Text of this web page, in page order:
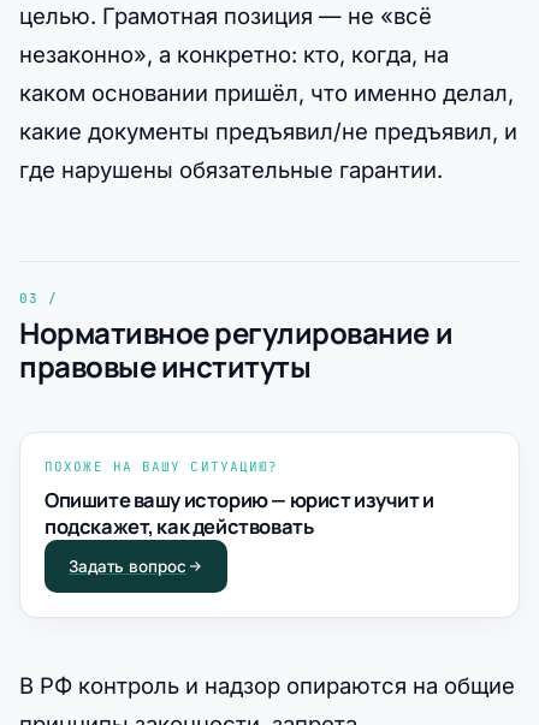
целью. Грамотная позиция — не «всё
незаконно», а конкретно: кто, когда, на
каком основании пришёл, что именно делал,
какие документы предъявил/не предъявил, и
где нарушены обязательные гарантии.
Нормативное регулирование и
правовые институты
ПОХОЖЕ НА ВАШУ СИТУАЦИЮ?
Опишите вашу историю — юрист изучит и
подскажет, как действовать
Задать вопрос
В РФ контроль и надзор опираются на общие